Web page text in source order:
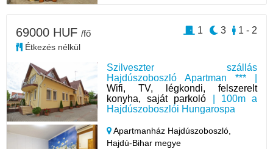
Szilveszter szállás
Hajdúszoboszló Apartman *** |
Wifi, TV, légkondi, felszerelt
konyha, saját parkoló | 100m a
Hajdúszoboszlói Hungarospa
Apartmanház Hajdúszoboszló,
Hajdú-Bihar megye
69000 HUF /fő
Étkezés nélkül
1 - 2
3
1